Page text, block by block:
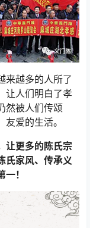
来越多的人所了
让人们明白了孝
然被人们传颂
爱的生活。
让更多的陈氏宗
氏家风、传承义
！